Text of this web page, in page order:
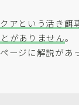
アという活き餌
がありません。
ージに解説があ